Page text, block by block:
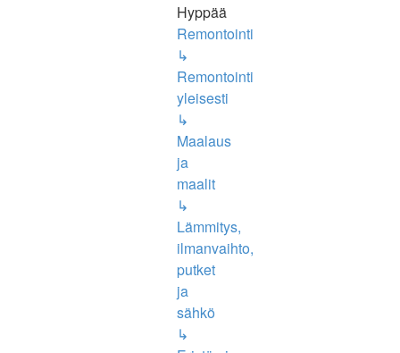
Hyppää
Remontointi
↳
Remontointi
yleisesti
↳
Maalaus
ja
maalit
↳
Lämmitys,
ilmanvaihto,
putket
ja
sähkö
↳